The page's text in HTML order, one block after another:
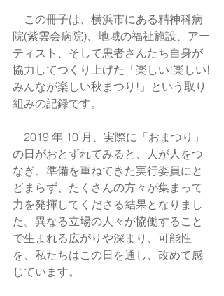
この冊子は、横浜市にある精神科病
院(紫雲会病院)、地域の福祉施設、アー
ティスト、そして患者さんたち自身が
協力してつくり上げた「楽しい!楽しい!
みんなが楽しい秋まつり!」という取り
組みの記録です。
2019 年 10 月、実際に「おまつり」
の日がおとずれてみると、人が人をつ
なぎ、準備を重ねてきた実行委員にと
どまらず、たくさんの方々が集まって
力を発揮してくださる結果となりまし
た。異なる立場の人々が協働すること
で生まれる広がりや深まり、可能性
を、私たちはこの日を通し、改めて感
じています。